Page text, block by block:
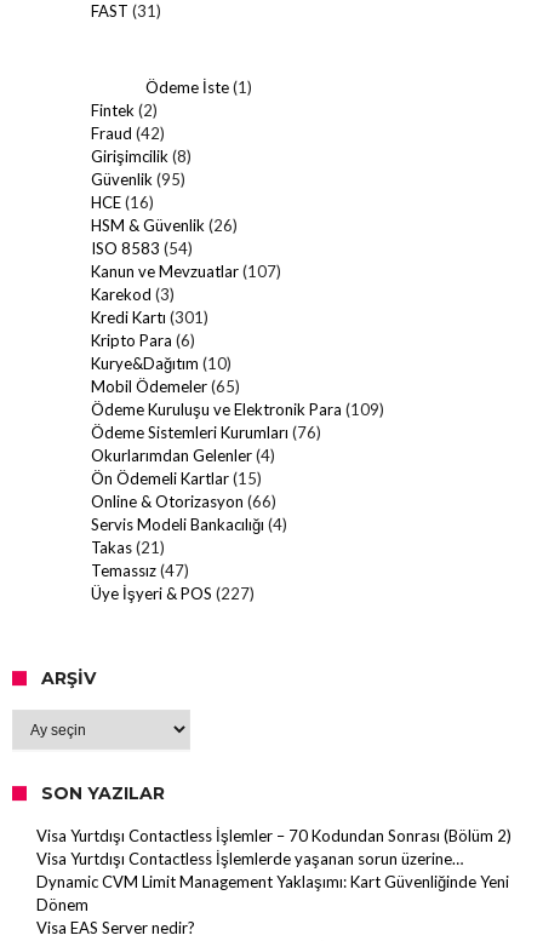
FAST (31)
Ödeme İste(1)
Fintek(2)
Fraud (42)
Girişimcilik(8)
Güvenlik(95)
HCE(16)
HSM & Güvenlik(26)
ISO 8583 (54)
Kanun ve Mevzuatlar(107)
Karekod (3)
Kredi Kartı (301)
Kripto Para (6)
Kurye&Dağıtım (10)
Mobil Ödemeler(65)
Ödeme Kuruluşu ve Elektronik Para (109)
Ödeme Sistemleri Kurumları (76)
Okurlarımdan Gelenler(4)
Ön Ödemeli Kartlar(15)
Online & Otorizasyon (66)
Servis Modeli Bankacılığı (4)
Takas(21)
Temassız(47)
Üye İşyeri & POS (227)
ARŞIV
Arşiv
SON YAZILAR
Visa Yurtdışı Contactless İşlemler – 70 Kodundan Sonrası (Bölüm 2)
Visa Yurtdışı Contactless İşlemlerde yaşanan sorun üzerine…
Dynamic CVM Limit Management Yaklaşımı: Kart Güvenliğinde Yeni
Dönem
Visa EAS Server nedir?